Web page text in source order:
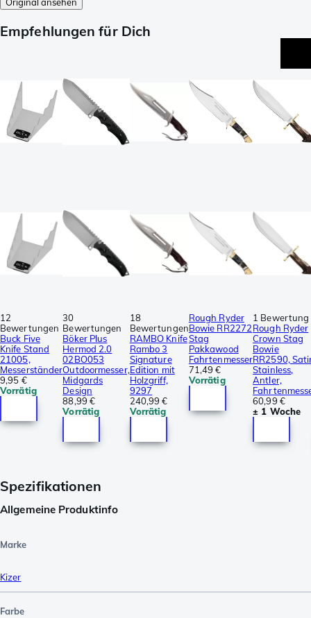
Empfehlungen für Dich
12
Bewertungen
Buck Five
Knife Stand
21005,
Messerständer
9,95 €
Vorrätig
30
Bewertungen
Böker Plus
Hermod 2.0
02BO053
Outdoormesser,
Midgards
Design
88,99 €
Vorrätig
18
Bewertungen
RAMBO Knife
Rambo 3
Signature
Edition mit
Holzgriff,
9297
240,99 €
Vorrätig
Rough Ryder
Bowie RR2272
Stag
Pakkawood
Fahrtenmesser
71,49 €
Vorrätig
1 Bewertung
Rough Ryder
Crown Stag
Bowie
RR2590,
Stainless,
Antler,
60,99 €
± 1 Woche
Spezifikationen
Allgemeine Produktinfo
Marke
Kizer
Farbe